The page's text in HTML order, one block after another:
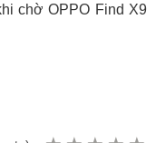
chờ OPPO Find X9